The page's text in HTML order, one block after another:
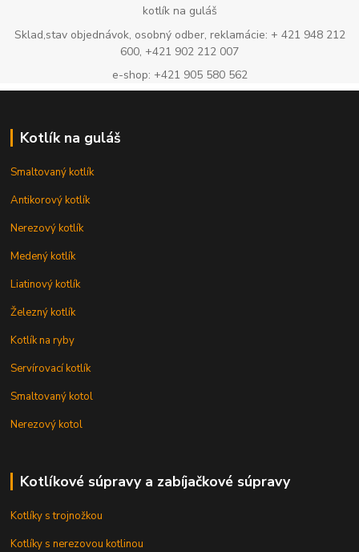
kotlík na guláš
Sklad,stav objednávok, osobný odber, reklamácie: + 421 948 212
600, +421 902 212 007
e-shop: +421 905 580 562
Kotlík na guláš
Smaltovaný kotlík
Antikorový kotlík
Nerezový kotlík
Medený kotlík
Liatinový kotlík
Železný kotlík
Kotlík na ryby
Servírovací kotlík
Smaltovaný kotol
Nerezový kotol
Kotlíkové súpravy a zabíjačkové súpravy
Kotlíky s trojnožkou
Kotlíky s nerezovou kotlinou